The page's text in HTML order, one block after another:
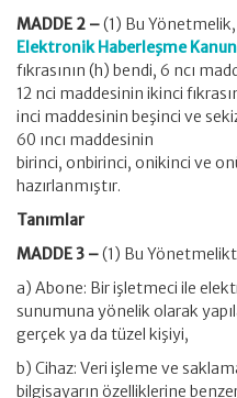
MADDE 2 –(1) Bu
Elektronik Haberleşme
fıkrasının (h) bendi, 6 ncı
12 nci maddesinin ikinci
inci maddesinin beşinci ve
60 ıncı maddesinin
birinci, onbirinci, onikinci ve
hazırlanmıştır.
Tanımlar
MADDE 3 –(1) Bu
a) Abone: Bir işletmeci ile
sunumuna yönelik olarak
gerçek ya da tüzel kişiyi,
b) Cihaz: Veri işleme ve
bilgisayarın özelliklerine